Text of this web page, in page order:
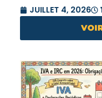
JUILLET 4, 2026